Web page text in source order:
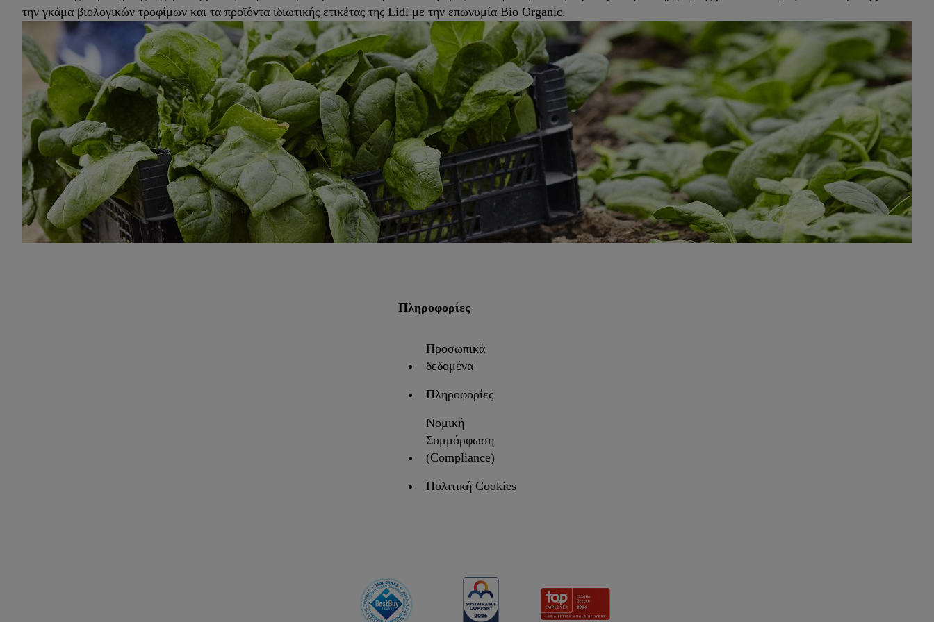
την γκάμα βιολογικών τροφίμων και τα προϊόντα ιδιωτικής ετικέτας της Lidl με την επωνυμία Bio Organic.
Πληροφορίες
Προσωπικά
δεδομένα
Πληροφορίες
Νομική
Συμμόρφωση
(Compliance)
Πολιτική Cookies